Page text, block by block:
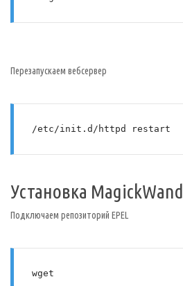
Перезапускаем вебсервер
/etc/init.d/httpd restart
Установка MagickWand
Подключаем репозиторий EPEL
wget